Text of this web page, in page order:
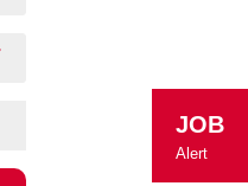
JOB
Alert